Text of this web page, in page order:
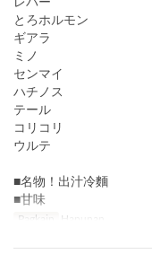
とろホルモン
ギアラ
ミノ
センマイ
ハチノス
テール
コリコリ
ウルテ
■名物！出汁冷麵
■甘味
Pagkain Hapunan